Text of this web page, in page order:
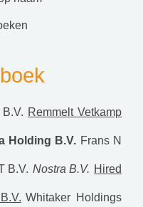
B.V. Remmelt Vetkamp
Holding B.V. Frans N
B.V. Nostra B.V. Hired
Whitaker Holdings